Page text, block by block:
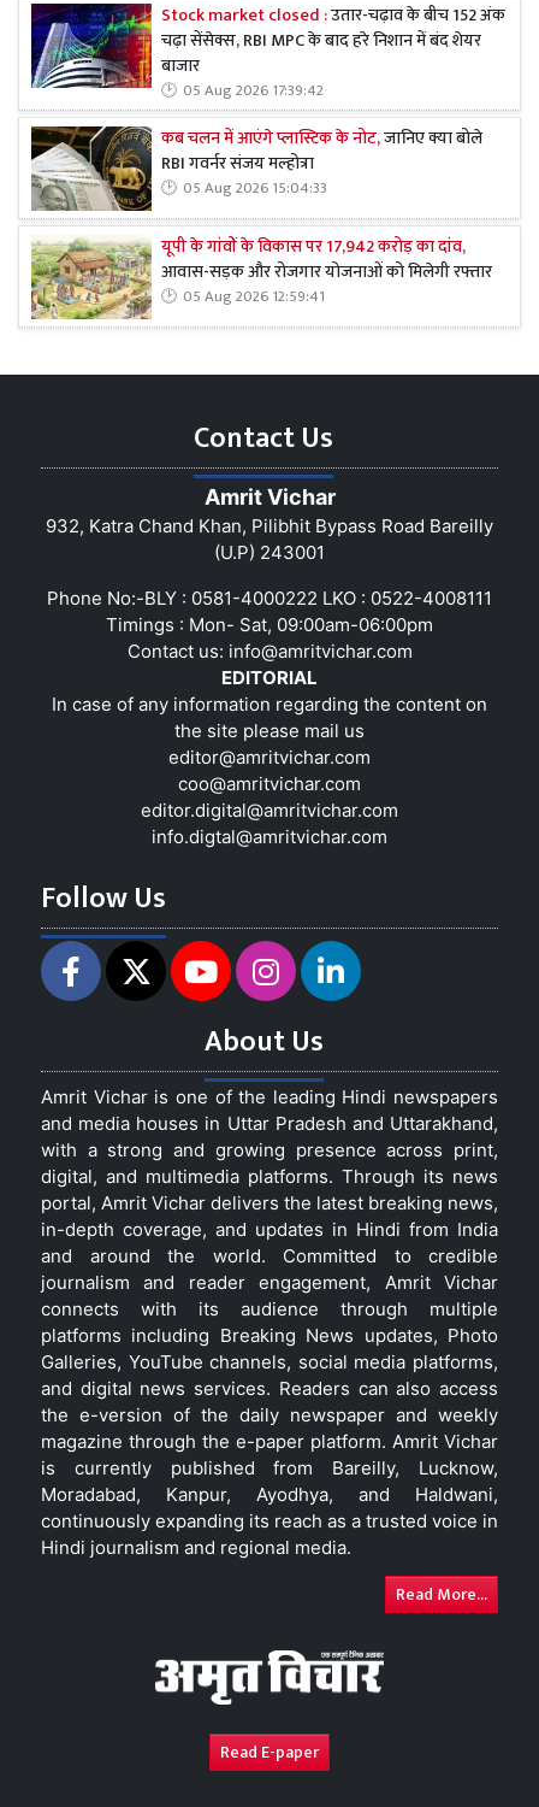
Stock market closed :उतार-चढ़ाव के बीच 152 अंक
चढ़ा सेंसेक्स, RBI MPC के बाद हरे निशान में बंद शेयर
बाजार
05 Aug 2026 17:39:42
कब चलन में आएंगे प्लास्टिक के नोट,जानिए क्या बोले
RBI गवर्नर संजय मल्होत्रा
05 Aug 2026 15:04:33
यूपी के गांवों के विकास पर 17,942 करोड़ का दांव,
आवास-सड़क और रोजगार योजनाओं को मिलेगी रफ्तार
05 Aug 2026 12:59:41
Contact Us
Amrit Vichar
932, Katra Chand Khan, Pilibhit Bypass Road Bareilly
(U.P) 243001
Phone No:-BLY : 0581-4000222 LKO : 0522-4008111
Timings : Mon- Sat, 09:00am-06:00pm
Contact us: info@amritvichar.com
EDITORIAL
In case of any information regarding the content on
the site please mail us
editor@amritvichar.com
coo@amritvichar.com
editor.digital@amritvichar.com
info.digtal@amritvichar.com
Follow Us
About Us
Amrit Vichar is one of the leading Hindi newspapers
and media houses in Uttar Pradesh and Uttarakhand,
with a strong and growing presence across print,
digital, and multimedia platforms. Through its news
portal, Amrit Vichar delivers the latest breaking news,
in-depth coverage, and updates in Hindi from India
and around the world. Committed to credible
journalism and reader engagement, Amrit Vichar
connects with its audience through multiple
platforms including Breaking News updates, Photo
Galleries, YouTube channels, social media platforms,
and digital news services. Readers can also access
the e-version of the daily newspaper and weekly
magazine through the e-paper platform. Amrit Vichar
is currently published from Bareilly, Lucknow,
Moradabad, Kanpur, Ayodhya, and Haldwani,
continuously expanding its reach as a trusted voice in
Hindi journalism and regional media.
Read More...
Read E-paper